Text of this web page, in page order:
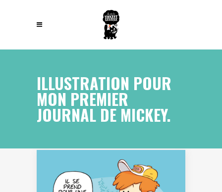
ILLUSTRATION POUR
MON PREMIER
JOURNAL DE MICKEY.